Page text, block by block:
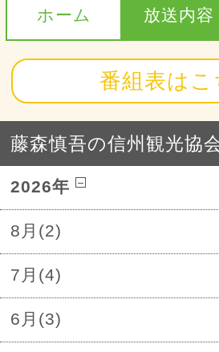
ホーム 放送内容
番組表はこ
藤森慎吾の信州観光協
2026年
8月(2)
7月(4)
6月(3)